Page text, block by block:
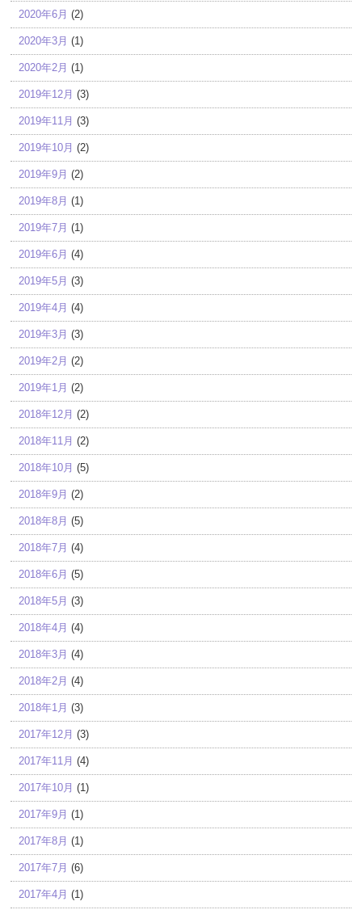
2020年6月 (2)
2020年3月 (1)
2020年2月 (1)
2019年12月 (3)
2019年11月 (3)
2019年10月 (2)
2019年9月 (2)
2019年8月 (1)
2019年7月 (1)
2019年6月 (4)
2019年5月 (3)
2019年4月 (4)
2019年3月 (3)
2019年2月 (2)
2019年1月 (2)
2018年12月 (2)
2018年11月 (2)
2018年10月 (5)
2018年9月 (2)
2018年8月 (5)
2018年7月 (4)
2018年6月 (5)
2018年5月 (3)
2018年4月 (4)
2018年3月 (4)
2018年2月 (4)
2018年1月 (3)
2017年12月 (3)
2017年11月 (4)
2017年10月 (1)
2017年9月 (1)
2017年8月 (1)
2017年7月 (6)
2017年4月 (1)